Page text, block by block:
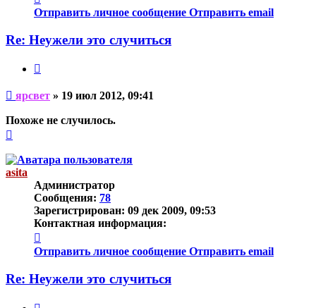
информация
пользователя
Отправить личное сообщение Отправить email
Re: Неужели это случиться
Непрочитанное
сообщение
ярсвет » 19 июл 2012, 09:41
Похоже не случилось.
началу
asita
Администратор
Сообщения: 78
Зарегистрирован: 09 дек 2009, 09:53
Контактная информация:
информация
пользователя
Отправить личное сообщение Отправить email
Re: Неужели это случиться